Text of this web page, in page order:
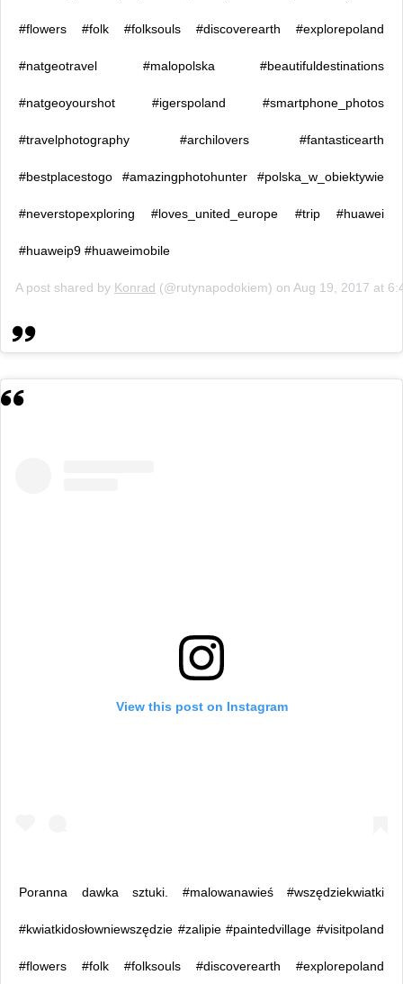
#flowers #folk #folksouls #discoverearth #explorepoland
#natgeotravel #malopolska #beautifuldestinations
#natgeoyourshot #igerspoland #smartphone_photos
#travelphotography #archilovers #fantasticearth
#bestplacestogo #amazingphotohunter #polska_w_obiektywie
#neverstopexploring #loves_united_europe #trip #huawei
#huaweip9 #huaweimobile
A post shared by Konrad (@rutynapodokiem) on Aug 19, 2017 at
View this post on Instagram
Poranna dawka sztuki. #malowanawieś #wszędziekwiatki
#kwiatkidosłowniewszędzie #zalipie #paintedvillage #visitpoland
#flowers #folk #folksouls #discoverearth #explorepoland